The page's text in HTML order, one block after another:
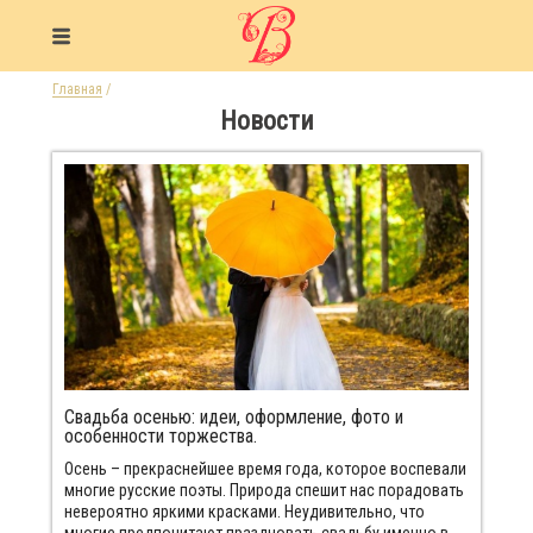
Главная /
Новости
Свадьба осенью: идеи, оформление, фото и
особенности торжества.
Осень – прекраснейшее время года, которое воспевали
многие русские поэты. Природа спешит нас порадовать
невероятно яркими красками. Неудивительно, что